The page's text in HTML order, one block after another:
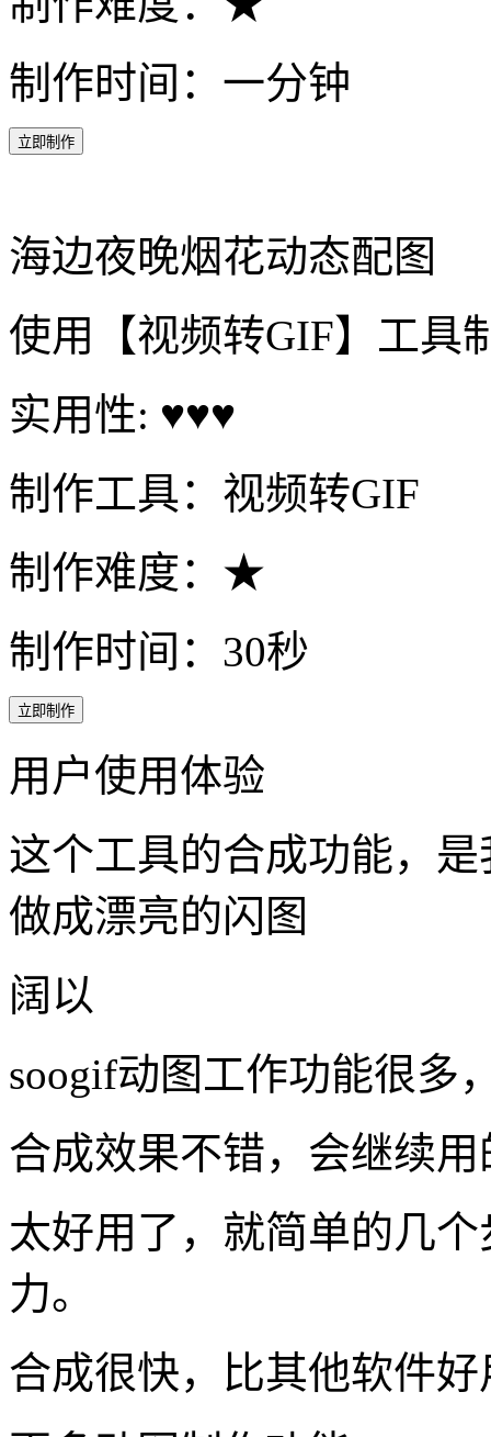
制作时间：一分钟
立即制作
海边夜晚烟花动态配图
使用【视频转GIF】工具
实用性: ♥♥♥
制作工具：视频转GIF
制作难度：★
制作时间：30秒
用户使用体验
这个工具的合成功能，
做成漂亮的闪图
阔以
soogif动图工作功能很多
合成效果不错，会继续用